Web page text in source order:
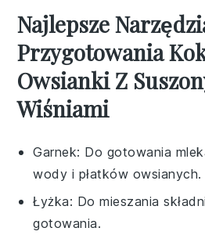
Najlepsze
Przygotowania
Owsianki Z
Wiśniami
Garnek: Do gotowania
wody i płatków owsianych.
Łyżka: Do mieszania
gotowania.